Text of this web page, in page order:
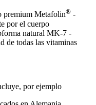
premium Metafolin® -
por el cuerpo
natural MK-7 -
de todas las vitaminas
por ejemplo